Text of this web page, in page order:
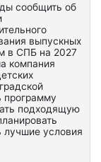
сообщить об
выпускных
в СПБ на 2027
компания
программу
подходящую
лучшие условия